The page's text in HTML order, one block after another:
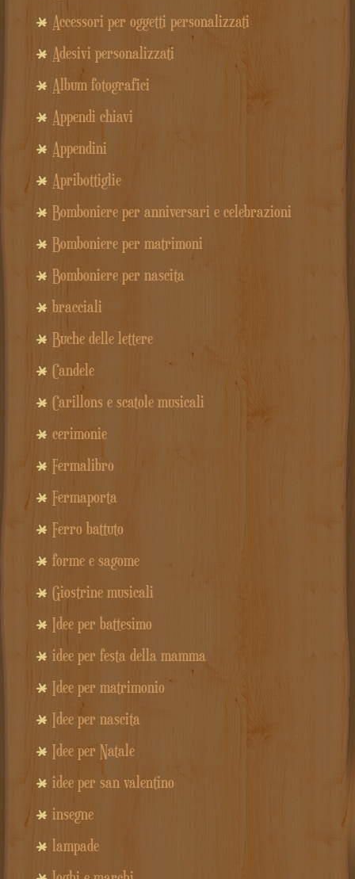
Accessori per oggetti personalizzati
Adesivi personalizzati
Album fotografici
Appendi chiavi
Appendini
Apribottiglie
Bomboniere per anniversari e celebrazioni
Bomboniere per matrimoni
Bomboniere per nascita
bracciali
Buche delle lettere
Candele
Carillons e scatole musicali
cerimonie
Fermalibro
Fermaporta
Ferro battuto
forme e sagome
Giostrine musicali
Idee per battesimo
idee per festa della mamma
Idee per matrimonio
Idee per nascita
Idee per Natale
idee per san valentino
insegne
lampade